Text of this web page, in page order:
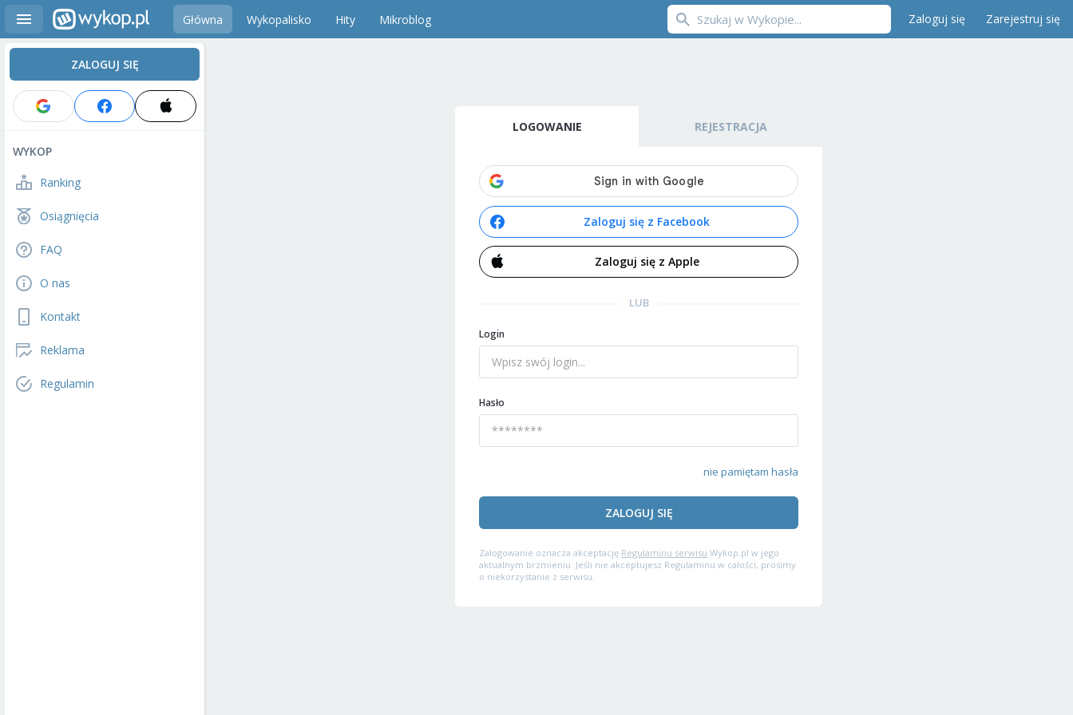
Główna Wykopalisko Hity Mikroblog Zaloguj się Zarejestruj się
ZALOGUJ SIĘ
WYKOP
Ranking
Osiągnięcia
FAQ
O nas
Kontakt
Reklama
Regulamin
LOGOWANIE REJESTRACJA
Zaloguj się z Facebook
Zaloguj się z Apple
LUB
Login
Hasło
nie pamiętam hasła
ZALOGUJ SIĘ
Zalogowanie oznacza akceptację Regulaminu serwisu Wykop.pl w jego
aktualnym brzmieniu. Jeśli nie akceptujesz Regulaminu w całości, prosimy
o niekorzystanie z serwisu.